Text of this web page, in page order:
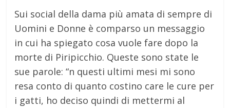
Sui social della dama più amata di sempre di
Uomini e Donne è comparso un messaggio
in cui ha spiegato cosa vuole fare dopo la
morte di Piripicchio. Queste sono state le
sue parole: “n questi ultimi mesi mi sono
resa conto di quanto costino care le cure per
i gatti, ho deciso quindi di mettermi al